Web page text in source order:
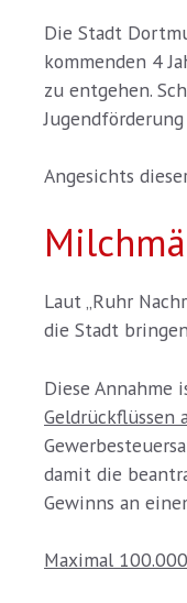
Die Stadt
kommenden 4
zu entgehen.
Angesichts
Laut „Ruhr
die Stadt
Diese
Geldrückflüssen
damit die
Gewinns an
Maximal